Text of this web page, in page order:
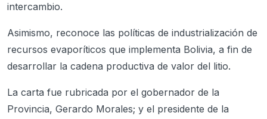
intercambio.
Asimismo, reconoce las políticas de industrialización de
recursos evaporíticos que implementa Bolivia, a fin de
desarrollar la cadena productiva de valor del litio.
La carta fue rubricada por el gobernador de la
Provincia, Gerardo Morales; y el presidente de la